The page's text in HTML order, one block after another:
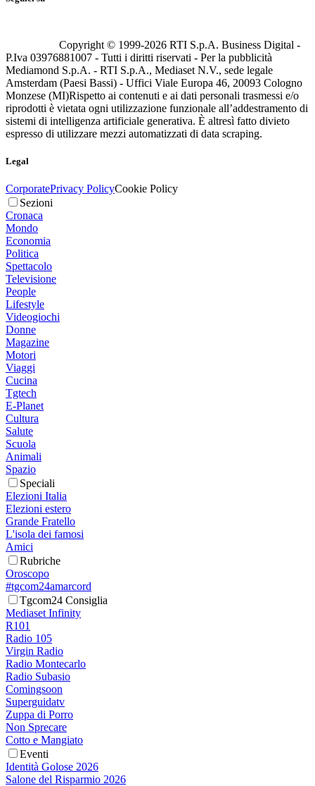
Copyright © 1999-2026 RTI S.p.A. Business Digital -
P.Iva 03976881007 - Tutti i diritti riservati - Per la pubblicità
Mediamond S.p.A. - RTI S.p.A., Mediaset N.V., sede legale
Amsterdam (Paesi Bassi) - Uffici Viale Europa 46, 20093 Cologno
Monzese (MI)Rispetto ai contenuti e ai dati personali trasmessi e/o
riprodotti è vietata ogni utilizzazione funzionale all’addestramento di
sistemi di intelligenza artificiale generativa. È altresì fatto divieto
espresso di utilizzare mezzi automatizzati di data scraping.
Legal
CorporatePrivacy PolicyCookie Policy
Sezioni
Cronaca
Mondo
Economia
Politica
Spettacolo
Televisione
People
Lifestyle
Videogiochi
Donne
Magazine
Motori
Viaggi
Cucina
Tgtech
E-Planet
Cultura
Salute
Scuola
Animali
Spazio
Speciali
Elezioni Italia
Elezioni estero
Grande Fratello
L'isola dei famosi
Amici
Rubriche
Oroscopo
#tgcom24amarcord
Tgcom24 Consiglia
Mediaset Infinity
R101
Radio 105
Virgin Radio
Radio Montecarlo
Radio Subasio
Comingsoon
Superguidatv
Zuppa di Porro
Non Sprecare
Cotto e Mangiato
Eventi
Identità Golose 2026
Salone del Risparmio 2026